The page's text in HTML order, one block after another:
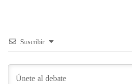
Suscribir